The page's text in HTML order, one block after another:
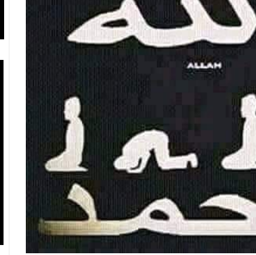
AJARAN PELIK, TETAPI JALAN MEMBERSIHKAN HATI
Paling Bahaya Bukan Pada Pakaian, Tetapi Pada Qalbi"
Manusia itu Sama, Dengan Tingkat Kesadaran yang Berbeda
WAHDATU SYUHUD, DAN MANUNGGALING KAWULA GUSTI